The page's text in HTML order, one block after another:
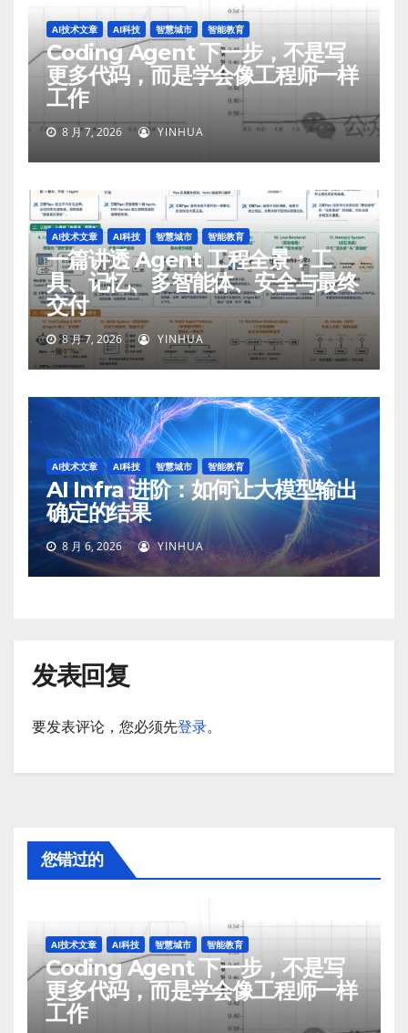
AI技术文章 AI科技 智慧城市 智能教育
Coding Agent 下一步，不是写
更多代码，而是学会像工程师一样
工作
8 月 7, 2026 YINHUA
AI技术文章 AI科技 智慧城市 智能教育
一篇讲透 Agent 工程全景：工
具、记忆、多智能体、安全与最终
交付
8 月 7, 2026 YINHUA
AI技术文章 AI科技 智慧城市 智能教育
AI Infra 进阶：如何让大模型输出
确定的结果
8 月 6, 2026 YINHUA
发表回复
要发表评论，您必须先登录。
您错过的
AI技术文章 AI科技 智慧城市 智能教育
Coding Agent 下一步，不是写
更多代码，而是学会像工程师一样
工作